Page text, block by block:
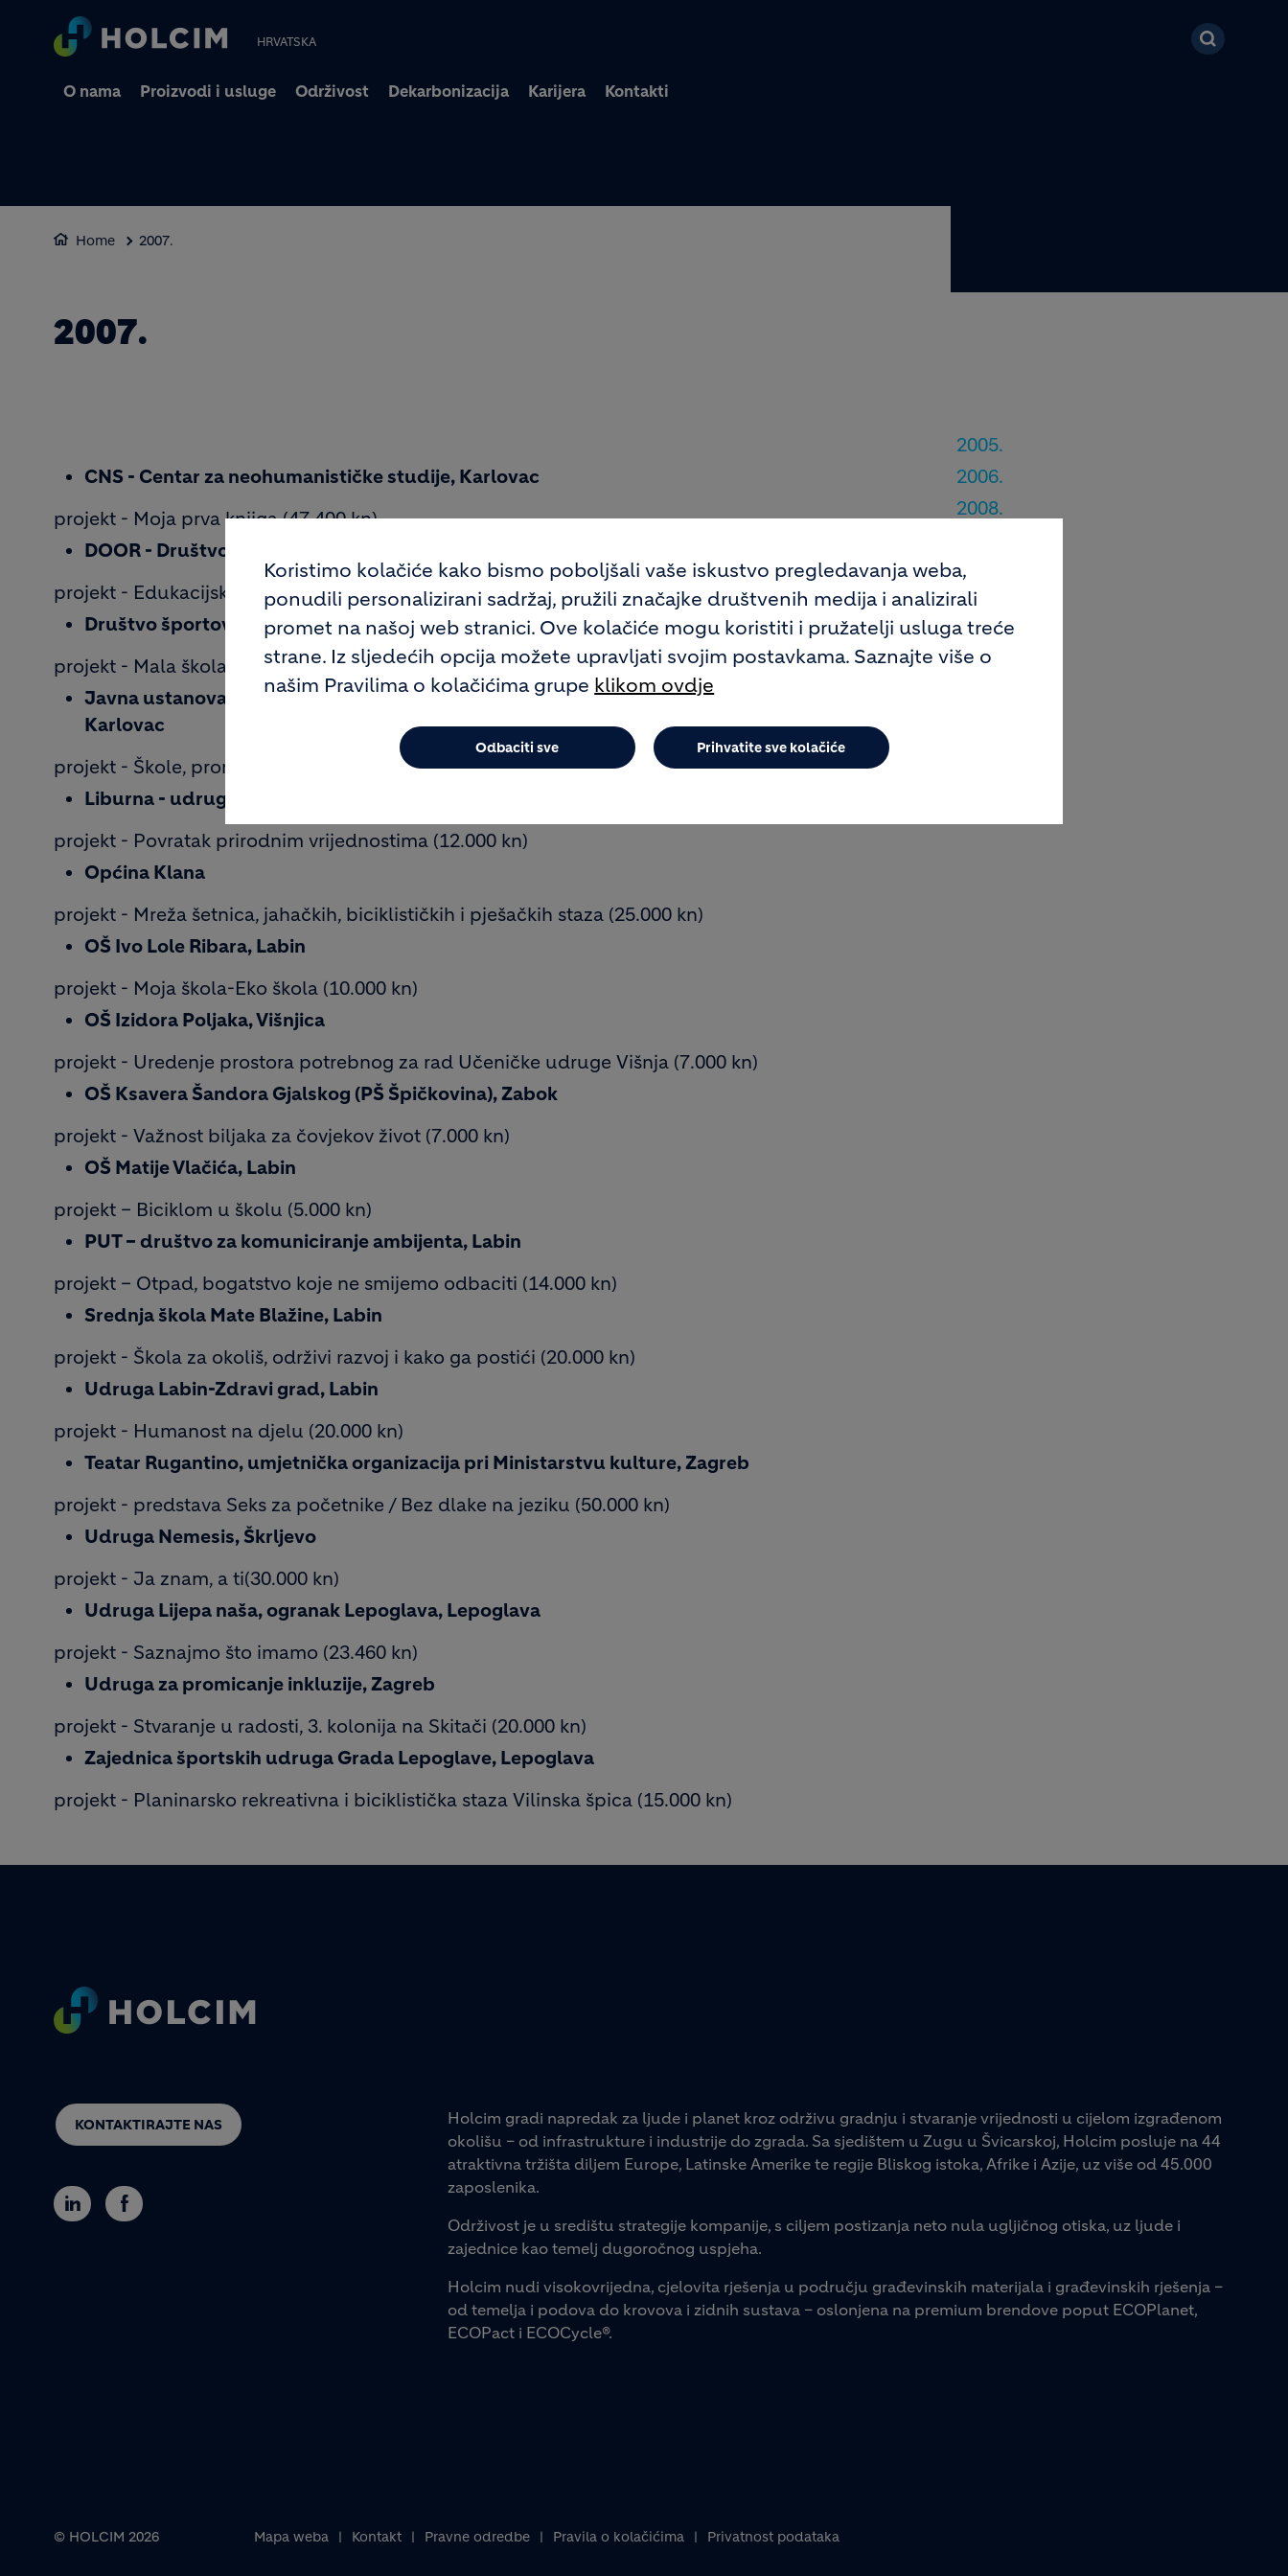
HRVATSKA
O nama Proizvodi i usluge Održivost Dekarbonizacija Karijera Kontakti
Home 2007.
2007.
CNS - Centar za neohumanističke studije, Karlovac
projekt - Moja prva knjiga (47.400 kn)
DOOR - Društvo za oblikovanje održivog razvoja, Zagreb
projekt - Edukacijski kit za korištenje sunčeve toplinske energije (28.884 kn)
Društvo športova na moru Koromačno, Koromačno
projekt - Mala škola ribolova (36.000 kn)
Javna ustanova za upravljanje zaštićenim prirodnim vrijednostima Karlovačke županije,
Karlovac
projekt - Škole, promotori zaštićenih prirodnih vrijednosti (25.000 kn)
Liburna - udruga za uzgoj i zaštitu magaraca, Raša
projekt - Povratak prirodnim vrijednostima (12.000 kn)
Općina Klana
projekt - Mreža šetnica, jahačkih, biciklističkih i pješačkih staza (25.000 kn)
OŠ Ivo Lole Ribara, Labin
projekt - Moja škola-Eko škola (10.000 kn)
OŠ Izidora Poljaka, Višnjica
projekt - Uredenje prostora potrebnog za rad Učeničke udruge Višnja (7.000 kn)
OŠ Ksavera Šandora Gjalskog (PŠ Špičkovina), Zabok
projekt - Važnost biljaka za čovjekov život (7.000 kn)
OŠ Matije Vlačića, Labin
projekt – Biciklom u školu (5.000 kn)
PUT – društvo za komuniciranje ambijenta, Labin
projekt – Otpad, bogatstvo koje ne smijemo odbaciti (14.000 kn)
Srednja škola Mate Blažine, Labin
projekt - Škola za okoliš, održivi razvoj i kako ga postići (20.000 kn)
Udruga Labin-Zdravi grad, Labin
projekt - Humanost na djelu (20.000 kn)
Teatar Rugantino, umjetnička organizacija pri Ministarstvu kulture, Zagreb
projekt - predstava Seks za početnike / Bez dlake na jeziku (50.000 kn)
Udruga Nemesis, Škrljevo
projekt - Ja znam, a ti(30.000 kn)
Udruga Lijepa naša, ogranak Lepoglava, Lepoglava
projekt - Saznajmo što imamo (23.460 kn)
Udruga za promicanje inkluzije, Zagreb
projekt - Stvaranje u radosti, 3. kolonija na Skitači (20.000 kn)
Zajednica športskih udruga Grada Lepoglave, Lepoglava
projekt - Planinarsko rekreativna i biciklistička staza Vilinska špica (15.000 kn)
2005.
2006.
2008.
2010.
KONTAKTIRAJTE NAS
Holcim gradi napredak za ljude i planet kroz održivu gradnju i stvaranje vrijednosti u cijelom izgrađenom
okolišu – od infrastrukture i industrije do zgrada. Sa sjedištem u Zugu u Švicarskoj, Holcim posluje na 44
atraktivna tržišta diljem Europe, Latinske Amerike te regije Bliskog istoka, Afrike i Azije, uz više od 45.000
zaposlenika.
Održivost je u središtu strategije kompanije, s ciljem postizanja neto nula ugljičnog otiska, uz ljude i
zajednice kao temelj dugoročnog uspjeha.
Holcim nudi visokovrijedna, cjelovita rješenja u području građevinskih materijala i građevinskih rješenja –
od temelja i podova do krovova i zidnih sustava – oslonjena na premium brendove poput ECOPlanet,
ECOPact i ECOCycle®.
Footer bottom
© HOLCIM 2026 Mapa weba Kontakt Pravne odredbe Pravila o kolačićima Privatnost podataka
Koristimo kolačiće kako bismo poboljšali vaše iskustvo pregledavanja weba,
ponudili personalizirani sadržaj, pružili značajke društvenih medija i analizirali
promet na našoj web stranici. Ove kolačiće mogu koristiti i pružatelji usluga treće
strane. Iz sljedećih opcija možete upravljati svojim postavkama. Saznajte više o
našim Pravilima o kolačićima grupe klikom ovdje
Prihvatite sve kolačiće
Odbaciti sve